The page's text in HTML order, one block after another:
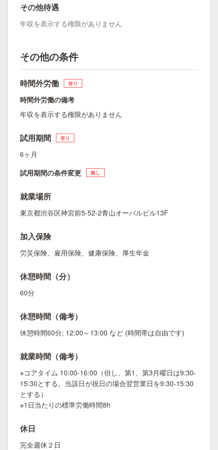
その他待遇
年収を表示する権限がありません
その他の条件
時間外労働 有り
時間外労働の備考
年収を表示する権限がありません
試用期間 有り
6ヶ月
試用期間の条件変更
無し
就業場所
東京都渋谷区神宮前5-52-2青山オーバルビル13F
加入保険
労災保険、雇用保険、健康保険、厚生年金
休憩時間（分）
60分
休憩時間（備考）
休憩時間60分; 12:00～13:00 など (時間帯は自由です)
就業時間（備考）
※コアタイム 10:00-16:00（但し、第1、第3月曜日は9:30-
15:30とする。当該日が祝日の場合翌営業日を9:30-15:30
とする）
※1日当たりの標準労働時間8h
休日
完全週休２日